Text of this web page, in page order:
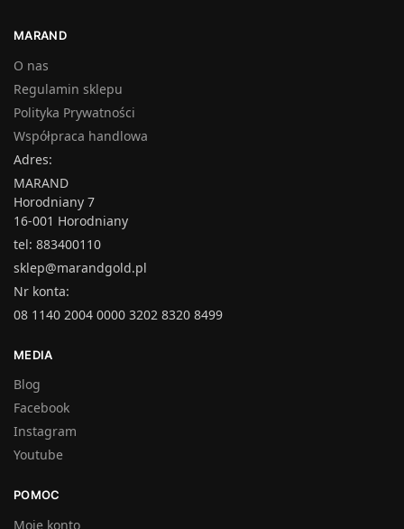
MARAND
O nas
Regulamin sklepu
Polityka Prywatności
Współpraca handlowa
Adres:
MARAND
Horodniany 7
16-001 Horodniany
tel: 883400110
sklep@marandgold.pl
Nr konta:
08 1140 2004 0000 3202 8320 8499
MEDIA
Blog
Facebook
Instagram
Youtube
POMOC
Moje konto